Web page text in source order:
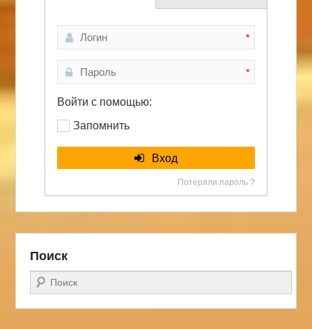
*
*
Войти с помощью:
Запомнить
Вход
Потеряли пароль ?
Поиск
Поиск